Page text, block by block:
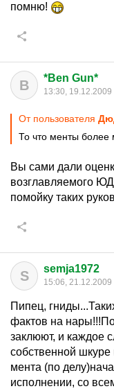
помню!
B *Ben Gun*
13:30, 19.12.2009
От пользователя
То что менты более
Вы сами дали
возглавляемого
помойку таких
S semja1972
15:06, 21.12.2009
Пипец,
фактов на
заклюют, и каждое
собственной
мента (по
исполнении, со